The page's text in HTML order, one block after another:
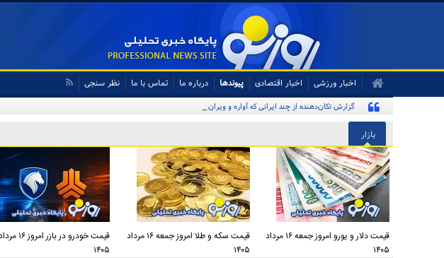
اخبار ورزشی اخبار اقتصادی پیوندها درباره ما تماس با ما نظر سنجی
گزارش تکان‌دهنده از چند ایرانی که آواره و ویران شده‌اند
بازار
قیمت دلار و یورو امروز جمعه ۱۶ مرداد
۱۴۰۵
قیمت سکه و طلا امروز جمعه ۱۶ مرداد
۱۴۰۵
قیمت خودرو در بازر
۱۴۰۵